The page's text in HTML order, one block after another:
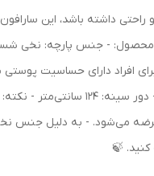
داشته باشد، این
محصول: - جنس پارچه: نخی
افراد دارای حساسیت
می‌شود. - به دلیل جنس
🍃